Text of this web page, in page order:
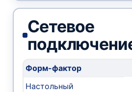
Сетевое
Форм-фактор
Настольный